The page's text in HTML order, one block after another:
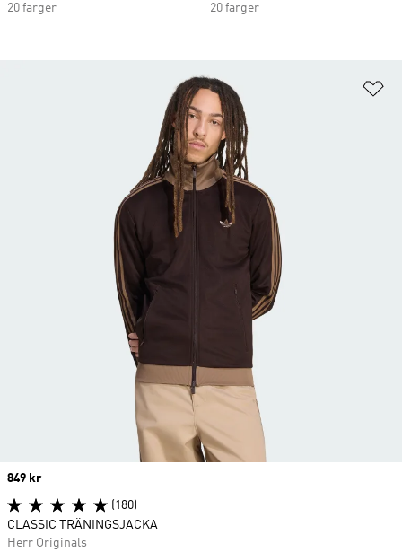
20 färger
20 färger
Price
849 kr
(180)
CLASSIC TRÄNINGSJACKA
Herr Originals